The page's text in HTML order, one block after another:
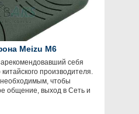
Meizu M6
себя
производителя.
чтобы
общение, выход в Сеть и